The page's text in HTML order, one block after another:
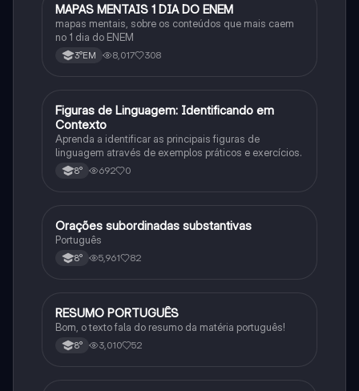
Português
MAPAS MENTAIS 1 DIA DO ENEM
mapas mentais, sobre os conteúdos que mais caem
no 1 dia do ENEM
3°EM 8,017 308
FPortuguês
Figuras de Linguagem: Identificando em
Contexto
Aprenda a identificar as principais figuras de
linguagem através de exemplos práticos e exercícios.
8° 692 0
Português
Orações subordinadas substantivas
Português
8° 5,961 82
Português
RESUMO PORTUGUÊS
Bom, o texto fala do resumo da matéria português!
8° 3,010 52